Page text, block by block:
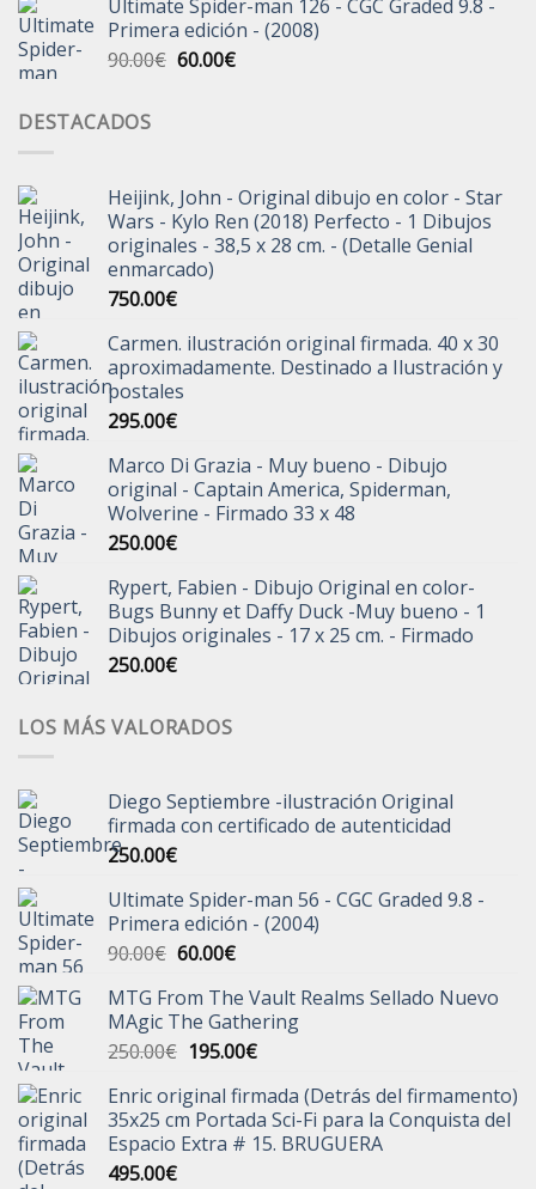
Ultimate Spider-man 126 - CGC Graded 9.8 -
Primera edición - (2008)
90.00€ El
60.00€El
DESTACADOS
Heijink, John - Original dibujo en color - Star
Wars - Kylo Ren (2018) Perfecto - 1 Dibujos
originales - 38,5 x 28 cm. - (Detalle Genial
enmarcado)
750.00€
Carmen. ilustración original firmada. 40 x 30
aproximadamente. Destinado a Ilustración y
postales
295.00€
Marco Di Grazia - Muy bueno - Dibujo
original - Captain America, Spiderman,
Wolverine - Firmado 33 x 48
250.00€
Rypert, Fabien - Dibujo Original en color-
Bugs Bunny et Daffy Duck -Muy bueno - 1
Dibujos originales - 17 x 25 cm. - Firmado
250.00€
LOS MÁS VALORADOS
Diego Septiembre -ilustración Original
firmada con certificado de autenticidad
250.00€
Ultimate Spider-man 56 - CGC Graded 9.8 -
Primera edición - (2004)
90.00€ El
original
era:
90.00€.
60.00€El
actual
es:
60.00€.
MTG From The Vault Realms Sellado Nuevo
MAgic The Gathering
250.00€ El
original
era:
250.00€.
195.00€El
actual
es:
195.00€.
Enric original firmada (Detrás del firmamento)
35x25 cm Portada Sci-Fi para la Conquista del
Espacio Extra # 15. BRUGUERA
495.00€